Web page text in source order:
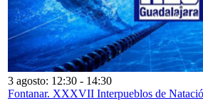
3 agosto: 12:30 - 14:30
Fontanar. XXXVII Interpueblos de